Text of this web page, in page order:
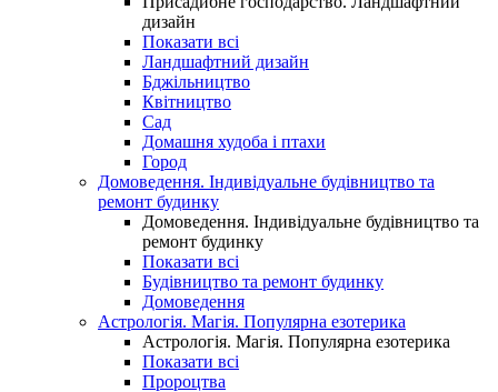
дизайн
Показати всі
Ландшафтний дизайн
Бджільництво
Квітництво
Сад
Домашня худоба і птахи
Город
Домоведення. Індивідуальне будівництво та
ремонт будинку
Домоведення. Індивідуальне будівництво та
ремонт будинку
Показати всі
Будівництво та ремонт будинку
Домоведення
Астрологія. Магія. Популярна езотерика
Астрологія. Магія. Популярна езотерика
Показати всі
Пророцтва